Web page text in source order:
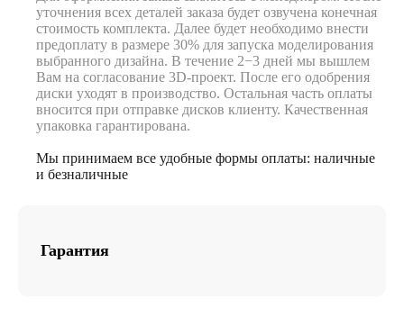
уточнения всех деталей заказа будет озвучена конечная
стоимость комплекта. Далее будет необходимо внести
предоплату в размере 30% для запуска моделирования
выбранного дизайна. В течение 2−3 дней мы вышлем
Вам на согласование 3D-проект. После его одобрения
диски уходят в производство. Остальная часть оплаты
вносится при отправке дисков клиенту. Качественная
упаковка гарантирована.
Мы принимаем все удобные формы оплаты: наличные
и безналичные
Гарантия